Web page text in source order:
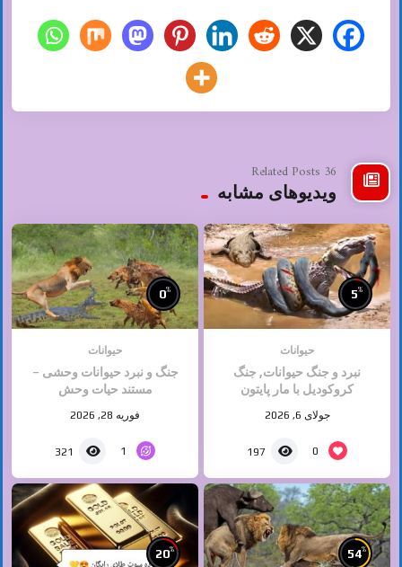
36 Related Posts
ویدیوهای مشابه
5%
حیوانات
نبرد و جنگ حیوانات, جنگ
کروکودیل با مار پایتون
جولای 6, 2026
0
197
0%
حیوانات
جنگ و نبرد حیوانات وحشی –
مستند حیات وحش
فوریه 28, 2026
1
321
54%
20%